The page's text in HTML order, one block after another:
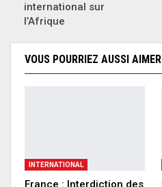
international sur
l’Afrique
VOUS POURRIEZ AUSSI AIMER
INTERNATIONAL
France : Interdiction des